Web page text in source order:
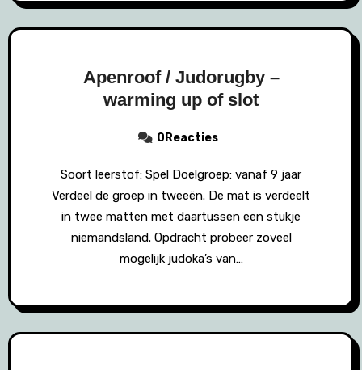
Apenroof / Judorugby –
warming up of slot
0Reacties
Soort leerstof: Spel Doelgroep: vanaf 9 jaar
Verdeel de groep in tweeën. De mat is verdeelt
in twee matten met daartussen een stukje
niemandsland. Opdracht probeer zoveel
mogelijk judoka’s van…